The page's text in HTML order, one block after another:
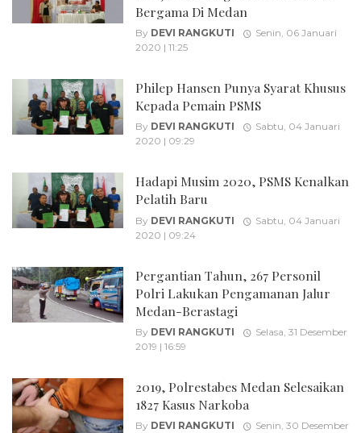
Bergama Di Medan
By DEVI RANGKUTI
Senin, 06 Januari
2020 | 11:25
Philep Hansen Punya Syarat Khusus
Kepada Pemain PSMS
By DEVI RANGKUTI
Sabtu, 04 Januari
2020 | 09:29
Hadapi Musim 2020, PSMS Kenalkan
Pelatih Baru
By DEVI RANGKUTI
Sabtu, 04 Januari
2020 | 09:24
Pergantian Tahun, 267 Personil
Polri Lakukan Pengamanan Jalur
Medan-Berastagi
By DEVI RANGKUTI
Selasa, 31 Desember
2019 | 16:59
2019, Polrestabes Medan Selesaikan
1827 Kasus Narkoba
By DEVI RANGKUTI
Senin, 30 Desember